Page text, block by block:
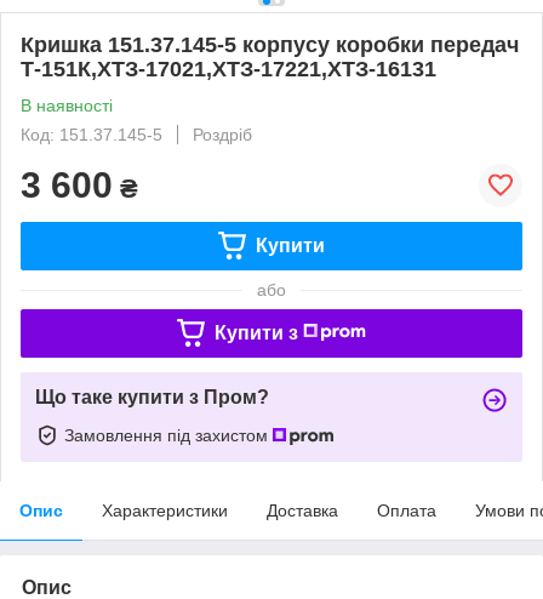
Кришка 151.37.145-5 корпусу коробки передач
Т-151К,ХТЗ-17021,ХТЗ-17221,ХТЗ-16131
В наявності
Код: 151.37.145-5
Роздріб
3 600 ₴
Купити
або
Купити з
Що таке купити з Пром?
Замовлення під захистом
Опис Характеристики Доставка Оплата Умови
Опис